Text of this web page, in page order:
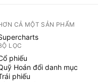
CẢ MỘT SẢN PHẨM
LỌC
phiếu
Hoán đổi danh mục
phiếu